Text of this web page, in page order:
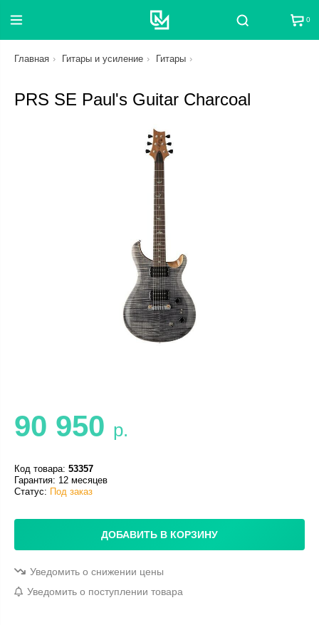
Поиск 0
Главная Гитары и усиление Гитары
PRS SE Paul's Guitar Charcoal
90 950 р.
Код товара: 53357
Гарантия: 12 месяцев
Статус: Под заказ
ДОБАВИТЬ В КОРЗИНУ
Уведомить о снижении цены
Уведомить о поступлении товара